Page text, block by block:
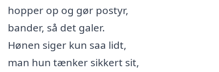
hopper op og gør postyr,
bander, så det galer.
Hønen siger kun saa lidt,
man hun tænker sikkert sit,